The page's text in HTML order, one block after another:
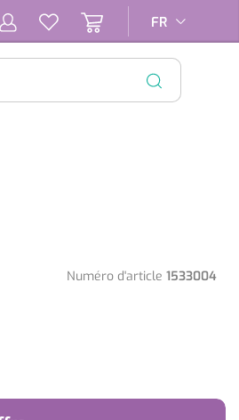
FR
Numéro d'article 1533004